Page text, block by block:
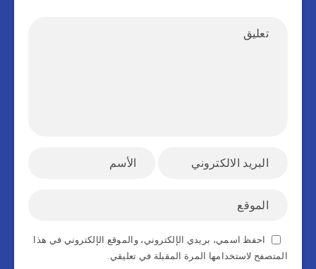
احفظ اسمي، بريدي الإلكتروني، والموقع الإلكتروني في هذا
المتصفح لاستخدامها المرة المقبلة في تعليقي.